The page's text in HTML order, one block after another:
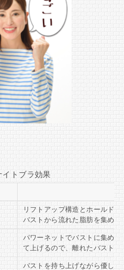
イトブラ効果
リフトアップ構造とホールド
バストから流れた脂肪を集め
パワーネットでバストに集め
て上げるので、離れたバスト
バストを持ち上げながら優し